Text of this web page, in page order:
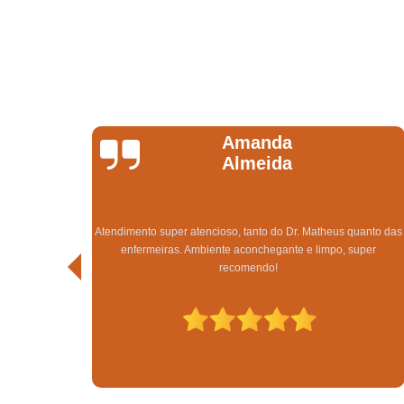
Gabriele Da Silva
Gomes
obtive excelente resultado em apenas 3 meses de tratamento.
Sempre tive pouquíssimo cabelo e afetava demais a minha